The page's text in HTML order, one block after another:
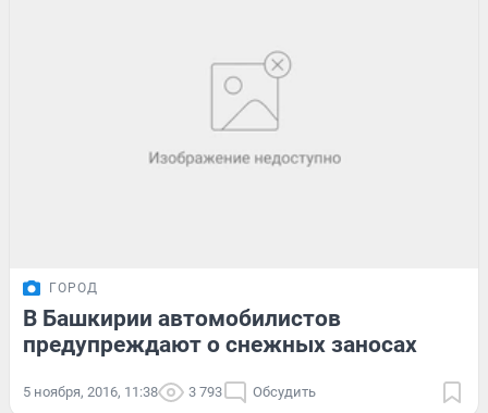
ГОРОД
В Башкирии автомобилистов
предупреждают о снежных заносах
5 ноября, 2016, 11:38 3 793 Обсудить